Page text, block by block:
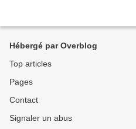
Hébergé par Overblog
Top articles
Pages
Contact
Signaler un abus